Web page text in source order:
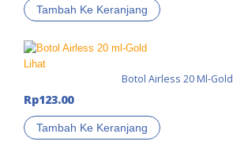
Tambah Ke Keranjang
Lihat
Botol Airless 20 Ml-Gold
Rp123.00
Tambah Ke Keranjang